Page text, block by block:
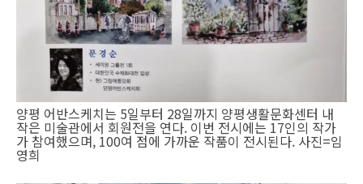
양평 어반스케치는 5일부터 28일까지 양평생활문화센터 내
작은 미술관에서 회원전을 연다. 이번 전시에는 17인의 작가
가 참여했으며, 100여 점에 가까운 작품이 전시된다. 사진=임
영희